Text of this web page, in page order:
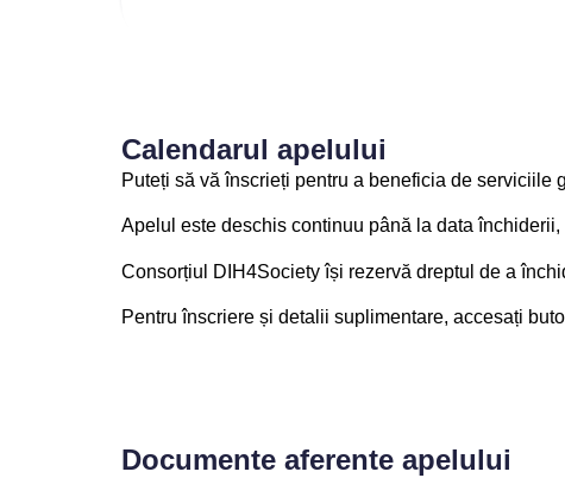
Calendarul apelului
Puteți să vă înscrieți pentru a beneficia de
Apelul este deschis continuu până la data închiderii,
Consorțiul DIH4Society își rezervă dreptul de a
Pentru înscriere și detalii suplimentare, accesați
Documente aferente apelului